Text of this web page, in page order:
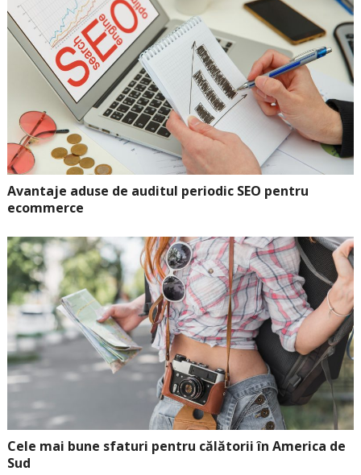
Avantaje aduse de auditul periodic SEO pentru
ecommerce
Cele mai bune sfaturi pentru călătorii în America de
Sud